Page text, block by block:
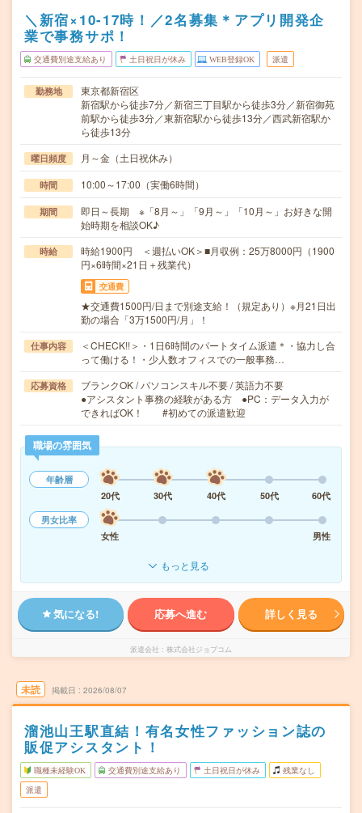
＼新宿×10-17時！／2名募集＊アプリ開発企
業で事務サポ！
交通費別途支給あり 土日祝日が休み WEB登録OK 派遣
勤務地
東京都新宿区
新宿駅から徒歩7分／新宿三丁目駅から徒歩3分／新宿御苑
前駅から徒歩3分／東新宿駅から徒歩13分／西武新宿駅か
ら徒歩13分
曜日頻度 月～金（土日祝休み）
時間 10:00～17:00（実働6時間）
期間
即日～長期 ※「8月～」「9月～」「10月～」お好きな開
始時期を相談OK♪
時給
時給1900円 ＜週払いOK＞■月収例：25万8000円（1900
円×6時間×21日＋残業代）
交通費
★交通費1500円/日まで別途支給！（規定あり）※月21日出
勤の場合「3万1500円/月」！
仕事内容
＜CHECK!!＞・1日6時間のパートタイム派遣＊・協力し合
って働ける！・少人数オフィスでの一般事務…
応募資格
ブランクOK / パソコンスキル不要 / 英語力不要
●アシスタント事務の経験がある方 ●PC：データ入力が
できればOK！ #初めての派遣歓迎
職場の雰囲気
年齢層
20代
30代 40代 50代
60代
男女比率
女性
男性
もっと見る
気になる! 応募へ進む 詳しく見る
派遣会社 株式会社ジョブコム
未読 掲載日 2026/08/07
溜池山王駅直結！有名女性ファッション誌の
販促アシスタント！
職種未経験OK 交通費別途支給あり 土日祝日が休み 残業なし
派遣